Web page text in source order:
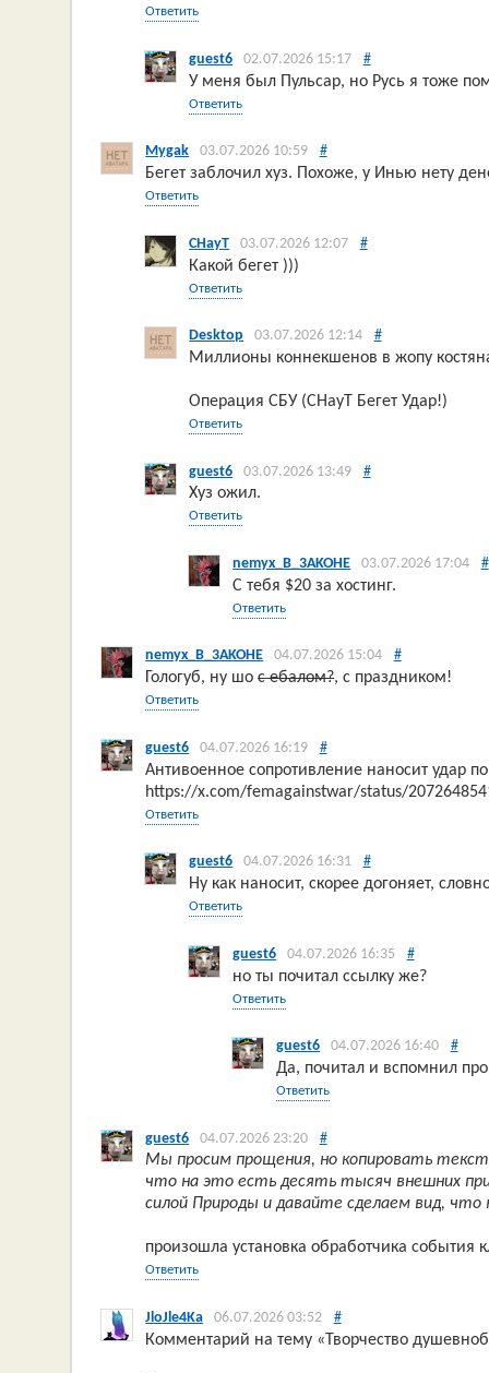
Ответить
guest6 02.07.2026 15:17 #
У меня был Пульсар, но Русь я тоже
Ответить
Mygak 03.07.2026 10:59 #
Бегет заблочил хуз. Похоже, у Инью нету
Ответить
CHayT 03.07.2026 12:07 #
Какой бегет )))
Ответить
Desktop 03.07.2026 12:14 #
Миллионы коннекшенов в жопу
Операция СБУ (СНауТ Бегет Удар!)
Ответить
guest6 03.07.2026 13:49 #
Хуз ожил.
Ответить
nemyx_B_3AKOHE 03.07.2026 17:04 #
С тебя $20 за хостинг.
Ответить
nemyx_B_3AKOHE 04.07.2026 15:04 #
Гологуб, ну шос ебалом?, с праздником!
Ответить
guest6 04.07.2026 16:19 #
Антивоенное сопротивление наносит удар
https://x.com/femagainstwar/status/
Ответить
guest6 04.07.2026 16:31 #
Ну как наносит, скорее догоняет,
Ответить
guest6 04.07.2026 16:35 #
но ты почитал ссылку же?
Ответить
guest6 04.07.2026 16:40 #
Да, почитал и вспомнил
Ответить
guest6 04.07.2026 23:20 #
Мы просим прощения, но копировать
что на это есть десять тысяч внешних
силой Природы и давайте сделаем вид, что
произошла установка обработчика события
Ответить
JloJle4Ka 06.07.2026 03:52 #
Комментарий на тему «Творчество